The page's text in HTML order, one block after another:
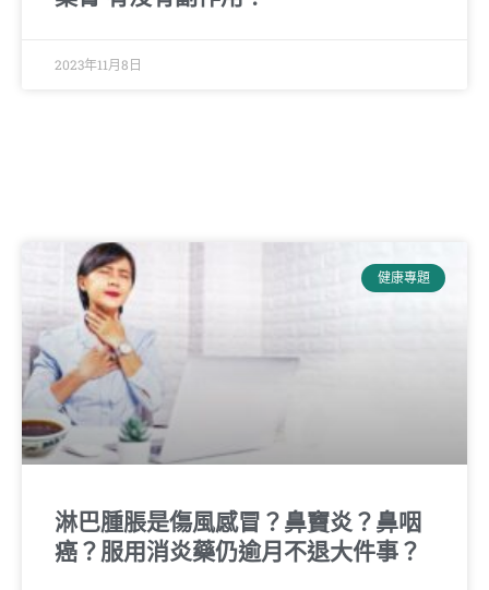
2023年11月8日
健康專題
淋巴腫脹是傷風感冒？鼻竇炎？鼻咽
癌？服用消炎藥仍逾月不退大件事？